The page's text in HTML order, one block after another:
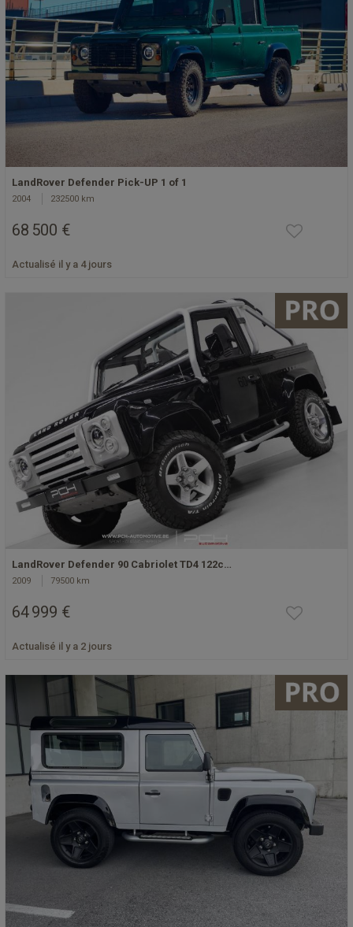
LandRover Defender Pick-UP 1 of 1
2004 232500 km
68 500 €
Actualisé il y a 4 jours
LandRover Defender 90 Cabriolet TD4 122c…
2009 79500 km
64 999 €
Actualisé il y a 2 jours